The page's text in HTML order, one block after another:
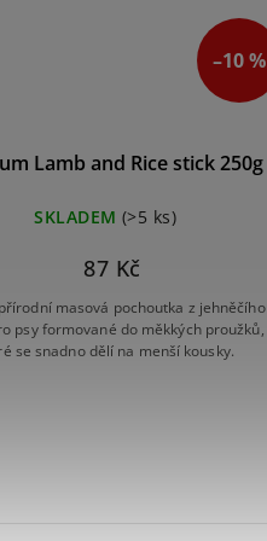
–10 %
Lamb and Rice stick 250g
SKLADEM (>5 ks)
87 Kč
masová pochoutka z jehněčího
psy formované do měkkých proužků,
se snadno dělí na menší kousky.